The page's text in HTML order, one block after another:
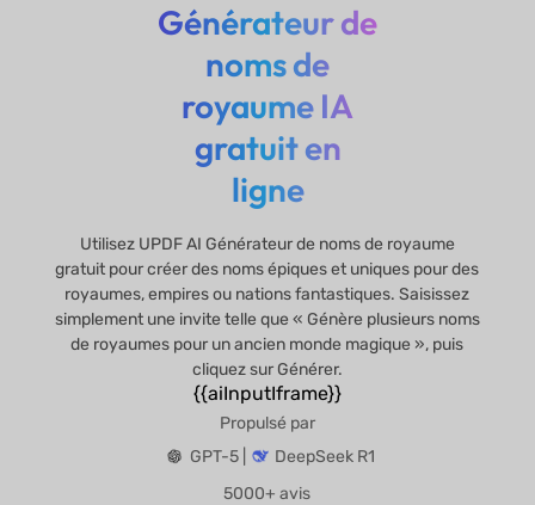
Générateur de
noms de
royaume IA
gratuit en
ligne
Utilisez UPDF AI Générateur de noms de royaume
gratuit pour créer des noms épiques et uniques pour des
royaumes, empires ou nations fantastiques. Saisissez
simplement une invite telle que « Génère plusieurs noms
de royaumes pour un ancien monde magique », puis
cliquez sur Générer.
{{aiInputIframe}}